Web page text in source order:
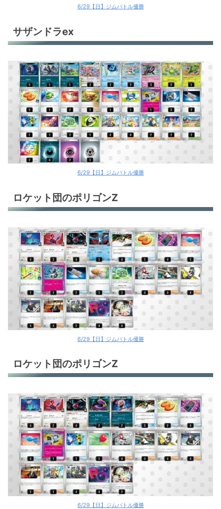
6/29【日】ジムバトル優勝
サザンドラex
6/29【日】ジムバトル優勝
ロケット団のポリゴンZ
6/29【日】ジムバトル優勝
ロケット団のポリゴンZ
6/29【日】ジムバトル優勝